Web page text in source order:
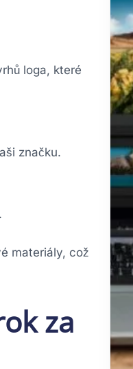
loga, které
značku.
materiály, což
za